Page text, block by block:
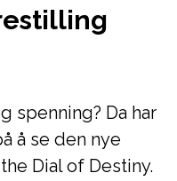
spenning? Da har
å se den nye
Dial of Destiny.